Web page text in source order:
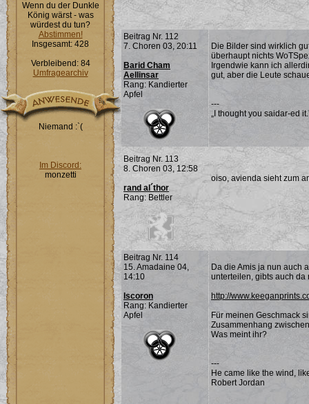
Wenn du der Dunkle
König wärst - was
würdest du tun?
Abstimmen!
Insgesamt: 428
Verbleibend: 84
Umfragearchiv
Niemand :`(
Im Discord:
monzetti
Beitrag Nr. 112
7. Choren 03, 20:11
Barid Cham
Aellinsar
Rang: Kandierter
Apfel
Die Bilder sind wirklich
überhaupt nichts
Irgendwie kann ich
gut, aber die Leute
---
„I thought you saidar-ed
Beitrag Nr. 113
8. Choren 03, 12:58
rand al´thor
Rang: Bettler
oiso, avienda sieht zum
Beitrag Nr. 114
15. Amadaine 04,
14:10
Iscoron
Rang: Kandierter
Apfel
Da die Amis ja nun auch
unterteilen, gibts auch
http://
Für meinen Geschmack
Zusammenhang
Was meint ihr?
---
He came like the wind,
Robert Jordan